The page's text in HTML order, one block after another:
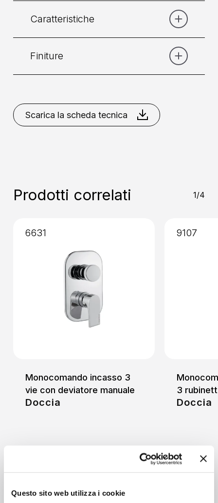
Questo sito web utilizza i cookie
Caratteristiche
Installazione: Senza Incasso
Finiture
Bianco Opaco Cromo
Nero
Opaco
Nikel Spazzolato
Scarica la scheda tecnica
Prodotti correlati 1/4
Monocomando incasso 3
vie con deviatore manuale
Doccia
6631
3
Doccia
9107